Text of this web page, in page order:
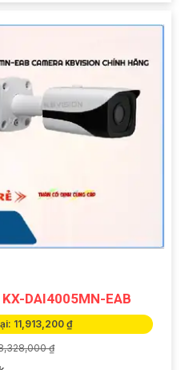
DAI4005MN-EAB
11,913,200 ₫
₫